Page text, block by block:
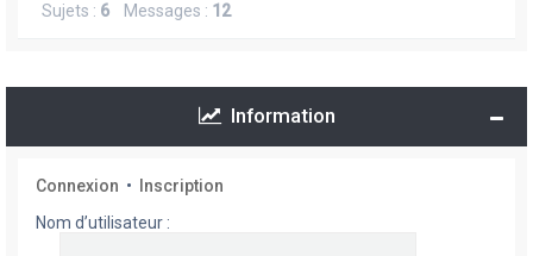
Sujets : 6 Messages : 12
Information
Connexion •
Inscription
Nom d’utilisateur :